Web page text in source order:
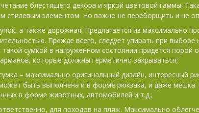
блестящего декора и яркой цветовой гаммы.
стилевым элементом. Но важно не переборщить и не
а также дорожная. Предлагается из максимально
Прежде всего, следует упирать при выборе
такой сумкой в нагруженном состоянии придется
которые должны герметично закрываться;
– максимально оригинальный дизайн, интересный
быть выполнена и в форме рюкзака, и даже
в форме животных, автомобилей и т.д.;
для походов на пляж. Максимально